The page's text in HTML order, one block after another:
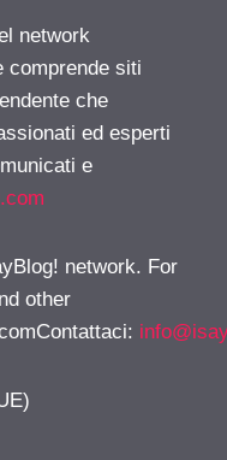
network
comprende siti
che
ed esperti
e
network. For
other
: